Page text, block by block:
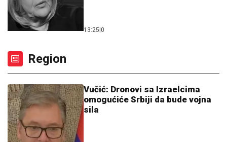
13:25 0
Region
Vučić: Dronovi sa Izraelcima
omogućiće Srbiji da bude vojna
sila